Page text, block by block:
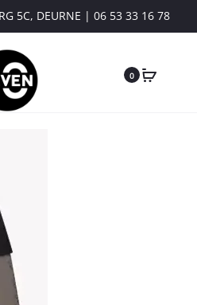
5C, DEURNE | 06 53 33 16 78
0